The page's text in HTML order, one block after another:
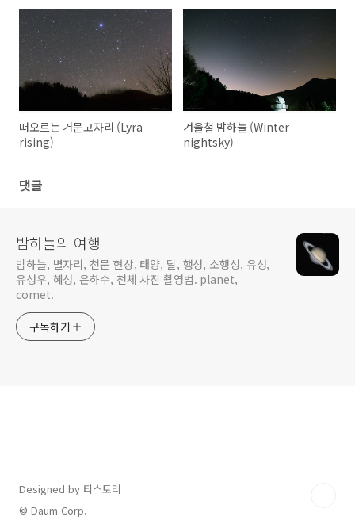
떠오르는 거문고자리 (Lyra
rising)
겨울철 밤하늘 (Winter
nightsky)
댓글
밤하늘의 여행
밤하늘, 별자리, 천문 현상, 태양, 달, 행성, 소행성, 유성,
유성우, 혜성, 은하수, 천체 사진 촬영법. planet,
comet.
구독하기
Designed by 티스토리
© Daum Corp.